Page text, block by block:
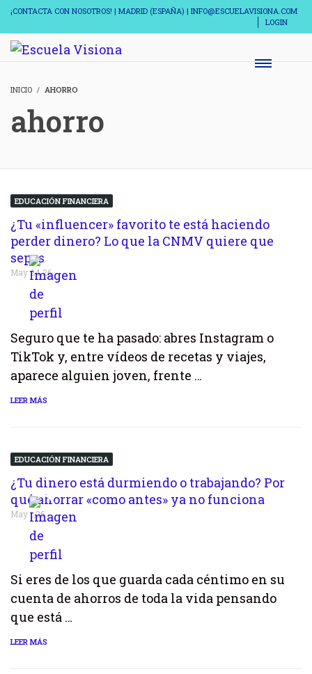
¡CONTACTA CON NOSOTROS! | MADRID (ESPAÑA) | INFO@ESCUELAVISIONA.COM
LOGIN
INICIO AHORRO
ahorro
EDUCACIÓN FINANCIERA
¿Tu «influencer» favorito te está haciendo
perder dinero? Lo que la CNMV quiere que
sepas
May 24,26
Seguro que te ha pasado: abres Instagram o
TikTok y, entre vídeos de recetas y viajes,
aparece alguien joven, frente …
LEER MÁS
EDUCACIÓN FINANCIERA
¿Tu dinero está durmiendo o trabajando? Por
qué ahorrar «como antes» ya no funciona
May 1,26
Si eres de los que guarda cada céntimo en su
cuenta de ahorros de toda la vida pensando
que está …
LEER MÁS